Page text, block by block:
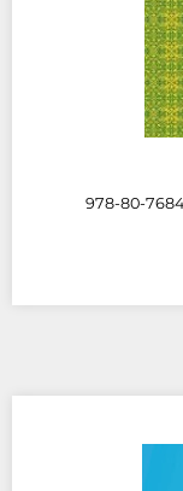
978-80-